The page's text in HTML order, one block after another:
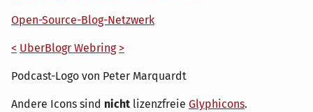
Open-Source-Blog-Netzwerk
< UberBlogr Webring >
Podcast-Logo von Peter Marquardt
Andere Icons sind nicht lizenzfreie Glyphicons.